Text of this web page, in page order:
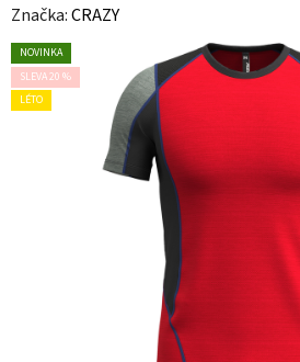
Značka:CRAZY
NOVINKA
SLEVA 20 %
LÉTO